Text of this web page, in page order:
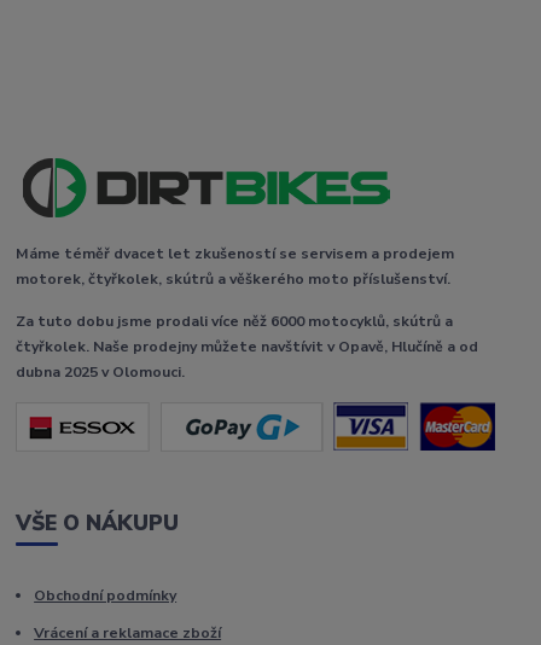
Máme téměř dvacet let zkušeností se servisem a prodejem
motorek, čtyřkolek, skútrů a věškerého moto příslušenství.
Za tuto dobu jsme prodali více něž 6000 motocyklů, skútrů a
čtyřkolek. Naše prodejny můžete navštívit v Opavě, Hlučíně a od
dubna 2025 v Olomouci.
VŠE O NÁKUPU
Obchodní podmínky
Vrácení a reklamace zboží